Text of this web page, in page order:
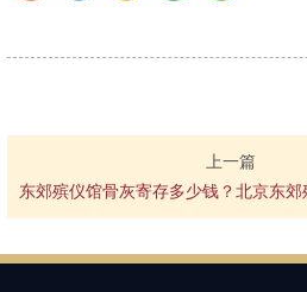
上一篇